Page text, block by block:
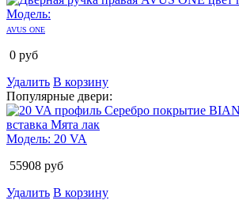
Модель:
AVUS ONE
0 руб
Удалить В корзину
Популярные двери:
Модель: 20 VA
55908 руб
Удалить В корзину